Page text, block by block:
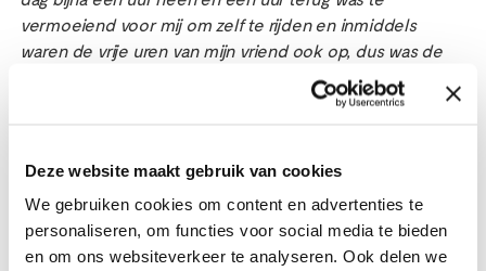
Deze website maakt gebruik van cookies
We gebruiken cookies om content en advertenties te
personaliseren, om functies voor social media te bieden
en om ons websiteverkeer te analyseren. Ook delen we
vermoeiend voor mij om zelf te rijden en inmiddels
waren de vrije uren van mijn vriend ook op, dus was de
taxi een aangename oplossing. De taxi wachtte altijd op
mij, zodat ik na de bestraling ook gelijk weer naar huis
bijvoorbeeld dat zij het niet fijn vinden de taxi te moeten
delen, te laat teruggebracht worden of een taxirit hadden
die langer duurde dan nodig.